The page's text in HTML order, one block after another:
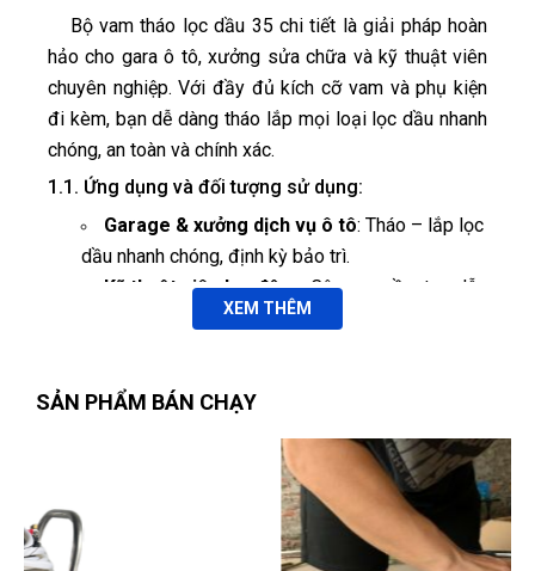
Bộ vam tháo lọc dầu 35 chi tiết là giải pháp hoàn
hảo cho gara ô tô, xưởng sửa chữa và kỹ thuật viên
chuyên nghiệp. Với đầy đủ kích cỡ vam và phụ kiện
đi kèm, bạn dễ dàng tháo lắp mọi loại lọc dầu nhanh
chóng, an toàn và chính xác.
1.1. Ứng dụng và đối tượng sử dụng:
Garage & xưởng dịch vụ ô tô: Tháo – lắp lọc
dầu nhanh chóng, định kỳ bảo trì.
Kỹ thuật viên lưu động: Công cụ cầm tay, dễ
mang theo khi ra hiện trường.
Cửa hàng bảo dưỡng
Tháo lắp lọc dầu động cơ ô tô con, SUV, xe
XEM THÊM
SẢN PHẨM BÁN CHẠY